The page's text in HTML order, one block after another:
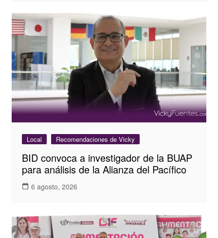
Local Recomendaciones de Vicky
BID convoca a investigador de la BUAP
para análisis de la Alianza del Pacífico
6 agosto, 2026